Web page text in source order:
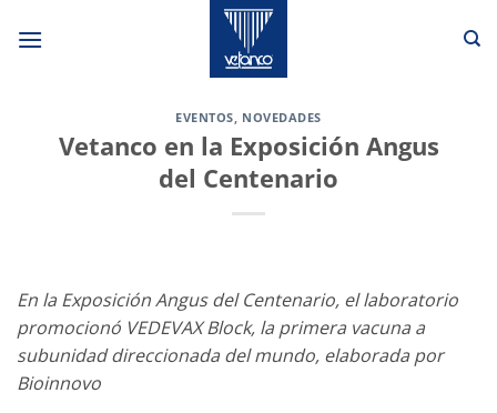
EVENTOS, NOVEDADES
Vetanco en la Exposición Angus
del Centenario
En la Exposición Angus del Centenario, el laboratorio
promocionó VEDEVAX Block, la primera vacuna a
subunidad direccionada del mundo, elaborada por
Bioinnovo